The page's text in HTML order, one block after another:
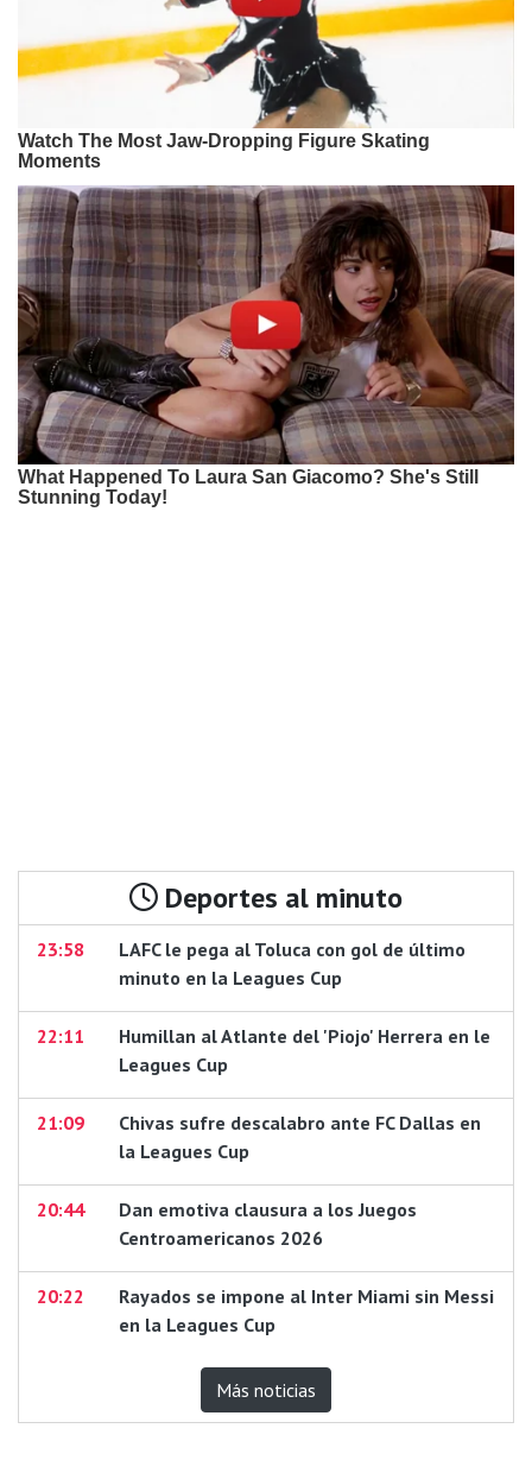
Deportes al minuto
23:58
LAFC le pega al Toluca con gol de último
minuto en la Leagues Cup
22:11
Humillan al Atlante del 'Piojo' Herrera en le
Leagues Cup
21:09
Chivas sufre descalabro ante FC Dallas en
la Leagues Cup
20:44
Dan emotiva clausura a los Juegos
Centroamericanos 2026
20:22
Rayados se impone al Inter Miami sin Messi
en la Leagues Cup
Más noticias